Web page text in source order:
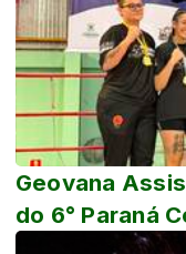
Geovana
do 6° Paraná